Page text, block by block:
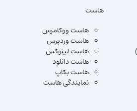
هاست
هاست ووکامرس
هاست وردپرس
هاست لینوکس
هاست دانلود
هاست بکاپ
نمایندگی هاست